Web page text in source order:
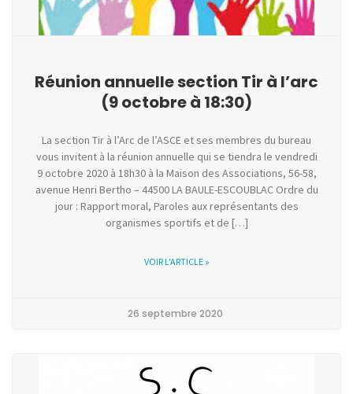
Réunion annuelle section Tir à l’arc
(9 octobre à 18:30)
La section Tir à l’Arc de l’ASCE et ses membres du bureau
vous invitent à la réunion annuelle qui se tiendra le vendredi
9 octobre 2020 à 18h30 à la Maison des Associations, 56-58,
avenue Henri Bertho – 44500 LA BAULE-ESCOUBLAC Ordre du
jour : Rapport moral, Paroles aux représentants des
organismes sportifs et de […]
VOIR L'ARTICLE »
26 septembre 2020